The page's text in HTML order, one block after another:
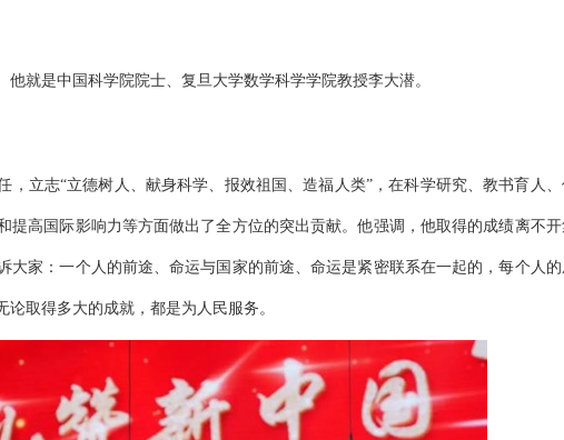
就是中国科学院院士、复旦大学数学科学学院教授李大潜。
，立志“立德树人、献身科学、报效祖国、造福人类”，在科学研究、教书育人
提高国际影响力等方面做出了全方位的突出贡献。他强调，他取得的成绩离不
大家：一个人的前途、命运与国家的前途、命运是紧密联系在一起的，每个人
取得多大的成就，都是为人民服务。